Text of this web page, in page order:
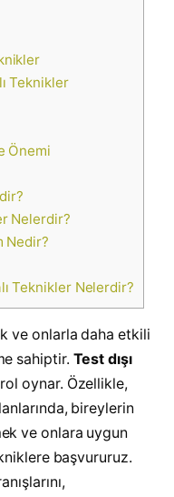
Teknikler
Önemi
Nelerdir?
Nedir?
Teknikler Nelerdir?
ve onlarla daha etkili
sahiptir. Test dışı
oynar. Özellikle,
bireylerin
ve onlara uygun
başvururuz.